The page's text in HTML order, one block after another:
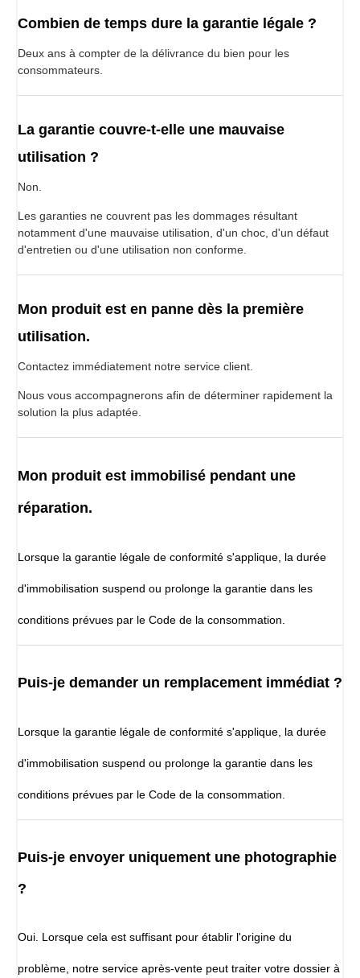
Combien de temps dure la garantie légale ?
Deux ans à compter de la délivrance du bien pour les
consommateurs.
La garantie couvre-t-elle une mauvaise
utilisation ?
Non.
Les garanties ne couvrent pas les dommages résultant
notamment d'une mauvaise utilisation, d'un choc, d'un défaut
d'entretien ou d'une utilisation non conforme.
Mon produit est en panne dès la première
utilisation.
Contactez immédiatement notre service client.
Nous vous accompagnerons afin de déterminer rapidement la
solution la plus adaptée.
Mon produit est immobilisé pendant une
réparation.
Lorsque la garantie légale de conformité s'applique, la durée
d'immobilisation suspend ou prolonge la garantie dans les
conditions prévues par le Code de la consommation.
Puis-je demander un remplacement immédiat ?
Lorsque la garantie légale de conformité s'applique, la durée
d'immobilisation suspend ou prolonge la garantie dans les
conditions prévues par le Code de la consommation.
Puis-je envoyer uniquement une photographie
?
Oui. Lorsque cela est suffisant pour établir l'origine du
problème, notre service après-vente peut traiter votre dossier à